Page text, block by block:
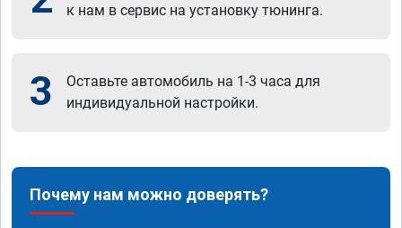
к нам в сервис на установку тюнинга.
3
Оставьте автомобиль на 1-3 часа для
индивидуальной настройки.
Почему нам можно доверять?